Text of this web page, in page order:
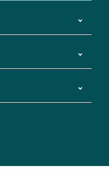
ーションシステム
ばす
重大学病院直通バ
駅～中部国際空港